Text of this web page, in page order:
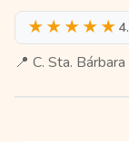
★★★★★
📍 C. Sta.